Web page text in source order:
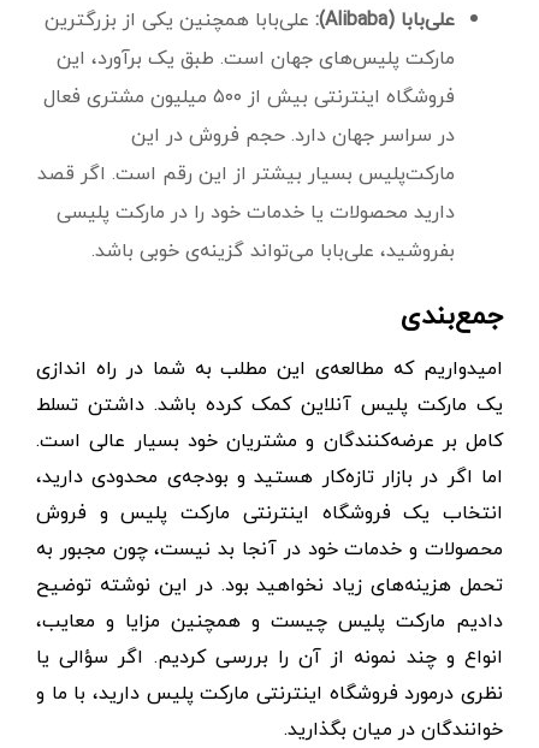
علی‌بابا (Alibaba):
علی‌بابا همچنین یکی از بزرگترین
مارکت پلیس‌های جهان است. طبق یک برآورد، این
فروشگاه اینترنتی بیش از ۵۰۰ میلیون مشتری فعال
در سراسر جهان دارد. حجم فروش در این
مارکت‌پلیس بسیار بیشتر از این رقم است. اگر قصد
دارید محصولات یا خدمات خود را در مارکت پلیسی
بفروشید، علی‌بابا می‌تواند گزینه‌ی خوبی باشد.
جمع‌بندی
امیدواریم که مطالعه‌ی این مطلب به شما در راه اندازی
یک مارکت پلیس آنلاین کمک کرده باشد. داشتن تسلط
کامل بر عرضه‌کنندگان و مشتریان خود بسیار عالی است.
اما اگر در بازار تازه‌کار هستید و بودجه‌ی محدودی دارید،
انتخاب یک فروشگاه اینترنتی مارکت پلیس و فروش
محصولات و خدمات خود در آنجا بد نیست، چون مجبور به
تحمل هزینه‌های زیاد نخواهید بود. در این نوشته توضیح
دادیم مارکت پلیس چیست و همچنین مزایا و معایب،
انواع و چند نمونه از آن را بررسی کردیم. اگر سؤالی یا
نظری درمورد فروشگاه اینترنتی مارکت پلیس دارید، با ما و
خوانندگان در میان بگذارید.